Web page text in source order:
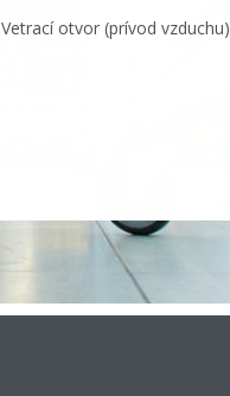
Vetrací otvor (prívod vzduchu)